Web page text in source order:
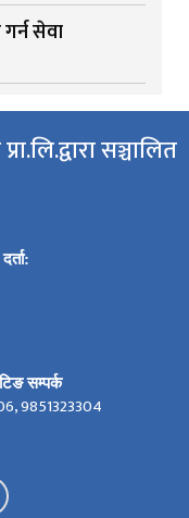
सेवा
सञ्चालित
सम्पर्क
9851323304